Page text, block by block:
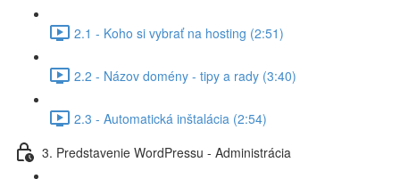
2.1 - Koho si vybrať na hosting (2:51)
2.2 - Názov domény - tipy a rady (3:40)
2.3 - Automatická inštalácia (2:54)
3. Predstavenie WordPressu - Administrácia